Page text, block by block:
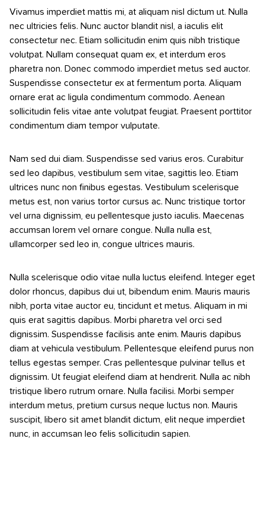
Vivamus imperdiet mattis mi, at aliquam nisl dictum ut. Nulla
nec ultricies felis. Nunc auctor blandit nisl, a iaculis elit
consectetur nec. Etiam sollicitudin enim quis nibh tristique
volutpat. Nullam consequat quam ex, et interdum eros
pharetra non. Donec commodo imperdiet metus sed auctor.
Suspendisse consectetur ex at fermentum porta. Aliquam
ornare erat ac ligula condimentum commodo. Aenean
sollicitudin felis vitae ante volutpat feugiat. Praesent porttitor
condimentum diam tempor vulputate.
Nam sed dui diam. Suspendisse sed varius eros. Curabitur
sed leo dapibus, vestibulum sem vitae, sagittis leo. Etiam
ultrices nunc non finibus egestas. Vestibulum scelerisque
metus est, non varius tortor cursus ac. Nunc tristique tortor
vel urna dignissim, eu pellentesque justo iaculis. Maecenas
accumsan lorem vel ornare congue. Nulla nulla est,
ullamcorper sed leo in, congue ultrices mauris.
Nulla scelerisque odio vitae nulla luctus eleifend. Integer eget
dolor rhoncus, dapibus dui ut, bibendum enim. Mauris mauris
nibh, porta vitae auctor eu, tincidunt et metus. Aliquam in mi
quis erat sagittis dapibus. Morbi pharetra vel orci sed
dignissim. Suspendisse facilisis ante enim. Mauris dapibus
diam at vehicula vestibulum. Pellentesque eleifend purus non
tellus egestas semper. Cras pellentesque pulvinar tellus et
dignissim. Ut feugiat eleifend diam at hendrerit. Nulla ac nibh
tristique libero rutrum ornare. Nulla facilisi. Morbi semper
interdum metus, pretium cursus neque luctus non. Mauris
suscipit, libero sit amet blandit dictum, elit neque imperdiet
nunc, in accumsan leo felis sollicitudin sapien.